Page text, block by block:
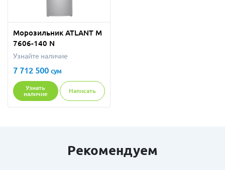
Морозильник ATLANT М
7606-140 N
Узнайте наличие
7 712 500 сум
Узнать
наличие
Написать
Рекомендуем